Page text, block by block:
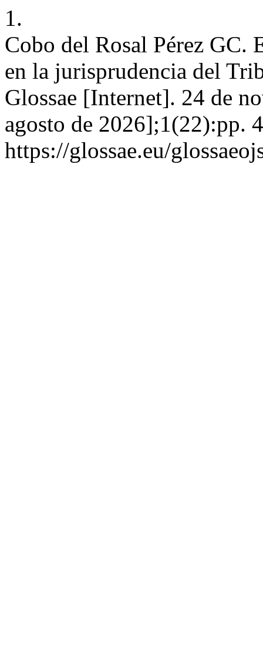
1.
Cobo del Rosal Pérez GC.
en la jurisprudencia del
Glossae [Internet]. 24 de
agosto de 2026];1(22):pp.
https://glossae.eu/